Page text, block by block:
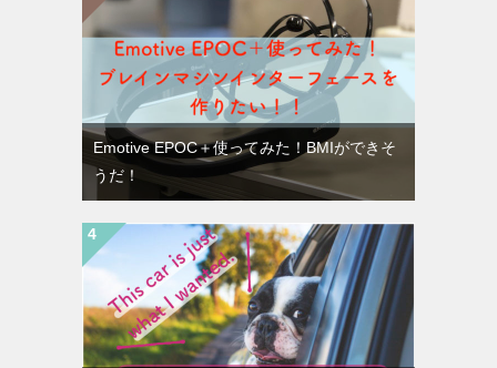
Emotive EPOC＋使ってみた！BMIができそ
うだ！